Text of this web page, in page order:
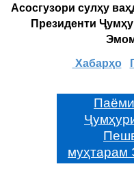
Асосгузори сулҳу
Президенти
Хабарҳо
муҳтарам